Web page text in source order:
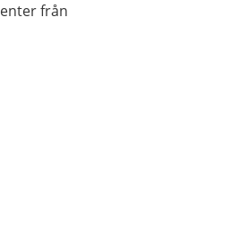
från